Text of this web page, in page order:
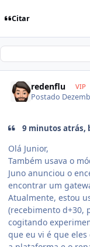
Citar
redenflu VIP
Postado
9 minutos atrás,
Olá Junior,
Também usava o
Juno anunciou o
encontrar um
Atualmente, estou
(recebimento d+30,
cogitando
que eu vi é que